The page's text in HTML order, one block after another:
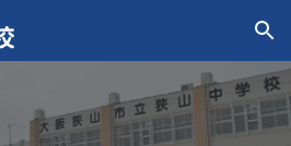
Skip to navigation